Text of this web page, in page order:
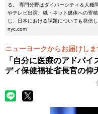
る。 専門分野はダイバーシティ＆人種
やテレビ出演、紙・ネット媒体への寄
じ、日本における課題についても発信
nyc.com
ニューヨークからお届けしま
「自分に医療のアドバ
ディ保健福祉省長官の仰